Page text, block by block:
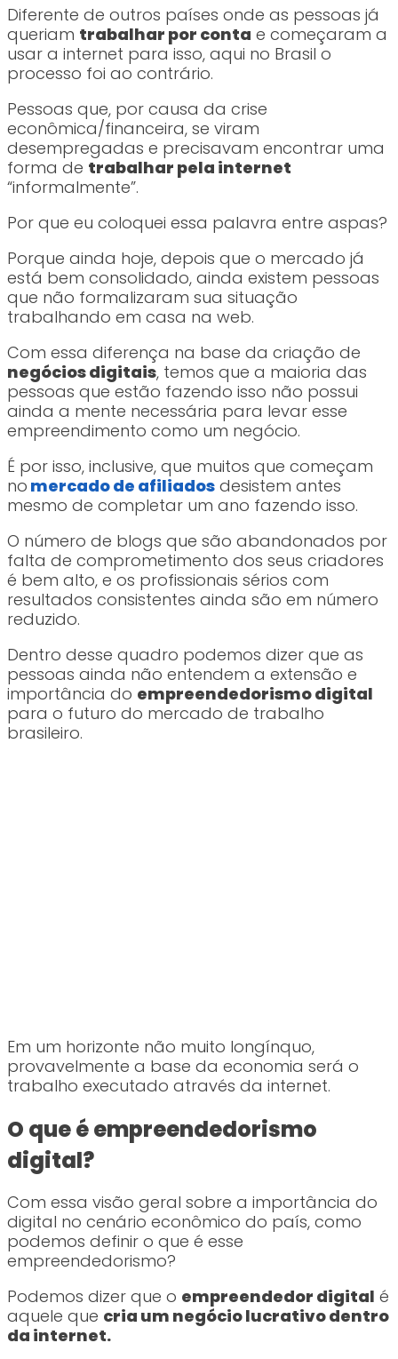
Diferente de outros países onde as pessoas já
queriam trabalhar por conta e começaram a
usar a internet para isso, aqui no Brasil o
processo foi ao contrário.
Pessoas que, por causa da crise
econômica/financeira, se viram
desempregadas e precisavam encontrar uma
forma de trabalhar pela internet
“informalmente”.
Por que eu coloquei essa palavra entre aspas?
Porque ainda hoje, depois que o mercado já
está bem consolidado, ainda existem pessoas
que não formalizaram sua situação
trabalhando em casa na web.
Com essa diferença na base da criação de
negócios digitais, temos que a maioria das
pessoas que estão fazendo isso não possui
ainda a mente necessária para levar esse
empreendimento como um negócio.
É por isso, inclusive, que muitos que começam
no mercado de afiliados desistem antes
mesmo de completar um ano fazendo isso.
O número de blogs que são abandonados por
falta de comprometimento dos seus criadores
é bem alto, e os profissionais sérios com
resultados consistentes ainda são em número
reduzido.
Dentro desse quadro podemos dizer que as
pessoas ainda não entendem a extensão e
importância do empreendedorismo digital
para o futuro do mercado de trabalho
brasileiro.
Em um horizonte não muito longínquo,
provavelmente a base da economia será o
trabalho executado através da internet.
O que é empreendedorismo
digital?
Com essa visão geral sobre a importância do
digital no cenário econômico do país, como
podemos definir o que é esse
empreendedorismo?
Podemos dizer que o empreendedor digital é
aquele que cria um negócio lucrativo dentro
da internet.